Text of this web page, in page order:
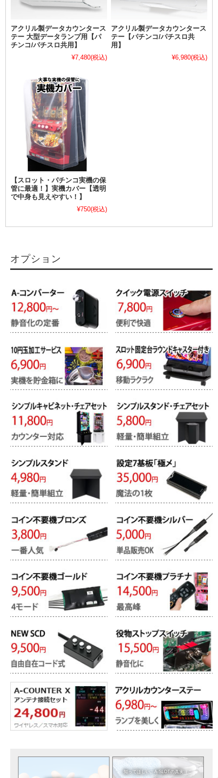
アクリル製データカウンタース
テー 大型データランプ用【パ
チンコ/パチスロ共用】
¥7,480(税込)
アクリル製データカウンタース
テー【パチンコ/パチスロ共
用】
¥6,980(税込)
【スロット・パチンコ実機の保
管に最適！】実機カバー【透明
で中身も見えやすい！】
¥750(税込)
オプション
知ってほしい。A-SLOTの真実（こ